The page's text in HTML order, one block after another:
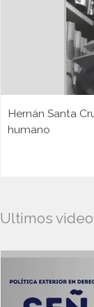
Hernán Santa
humano
Ultimos